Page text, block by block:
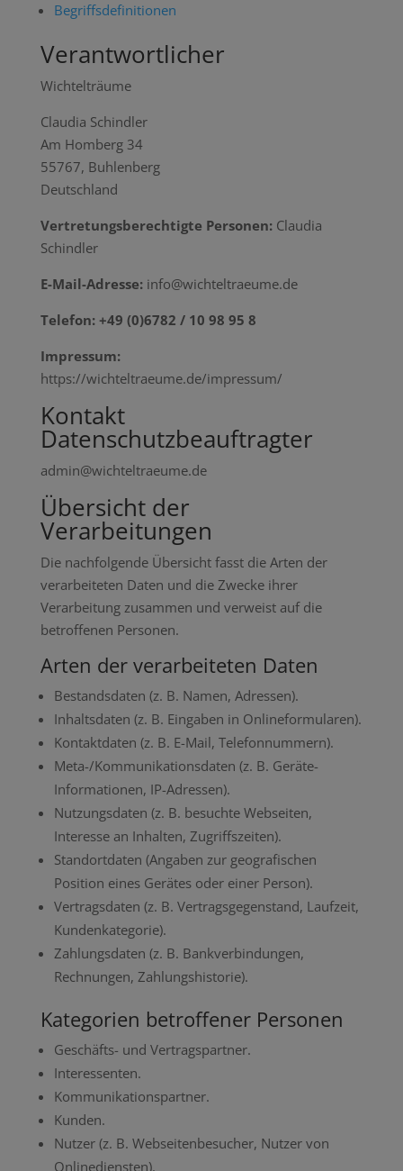
Begriffsdefinitionen
Verantwortlicher
Wichtelträume
Claudia Schindler
Am Homberg 34
55767, Buhlenberg
Deutschland
Vertretungsberechtigte Personen:Claudia
Schindler
E-Mail-Adresse:info@wichteltraeume.de
Telefon: +49 (0)6782 / 10 98 95 8
Impressum:
https://wichteltraeume.de/impressum/
Kontakt
Datenschutzbeauftragter
admin@wichteltraeume.de
Übersicht der
Verarbeitungen
Die nachfolgende Übersicht fasst die Arten der
verarbeiteten Daten und die Zwecke ihrer
Verarbeitung zusammen und verweist auf die
betroffenen Personen.
Arten der verarbeiteten Daten
Bestandsdaten (z. B. Namen, Adressen).
Inhaltsdaten (z. B. Eingaben in Onlineformularen).
Kontaktdaten (z. B. E-Mail, Telefonnummern).
Meta-/Kommunikationsdaten (z. B. Geräte-
Informationen, IP-Adressen).
Nutzungsdaten (z. B. besuchte Webseiten,
Interesse an Inhalten, Zugriffszeiten).
Standortdaten (Angaben zur geografischen
Position eines Gerätes oder einer Person).
Vertragsdaten (z. B. Vertragsgegenstand, Laufzeit,
Kundenkategorie).
Zahlungsdaten (z. B. Bankverbindungen,
Rechnungen, Zahlungshistorie).
Kategorien betroffener Personen
Geschäfts- und Vertragspartner.
Interessenten.
Kommunikationspartner.
Kunden.
Nutzer (z. B. Webseitenbesucher, Nutzer von
Onlinediensten).